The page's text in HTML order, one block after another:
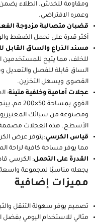
ومقاومة للخدش. الطلاء يضمن
وعمره الافتراضي.
قضبان متصالبة مزدوجة
أكثر قدرة على تحمل الضغط
مسند الذراع والساق القابل
للخلف، مما يتيح للمستخدمين
الساق قابلة للفصل والتعديل
القصوى ويسهل التخزين.
عجلات أمامية وخلفية متينة:
ومصنوعة من سبائك
الأسطح. هذه العجلات
قياس الكرسي
مما يوفر مساحة كافية لراحة
القدرة على التحمل
يجعله مناسبًا لمجموعة
مميزات إضافية
تصميم يوفر سهولة التنقل
مثالي للاستخدام اليومي بفضل